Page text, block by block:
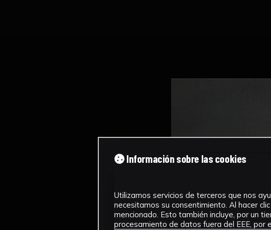
Información sobre las cookies
Utilizamos servicios de terceros que nos
necesitamos su consentimiento. Al hacer
mencionado. Esto también incluye, por un
procesamiento de datos fuera del EEE, por